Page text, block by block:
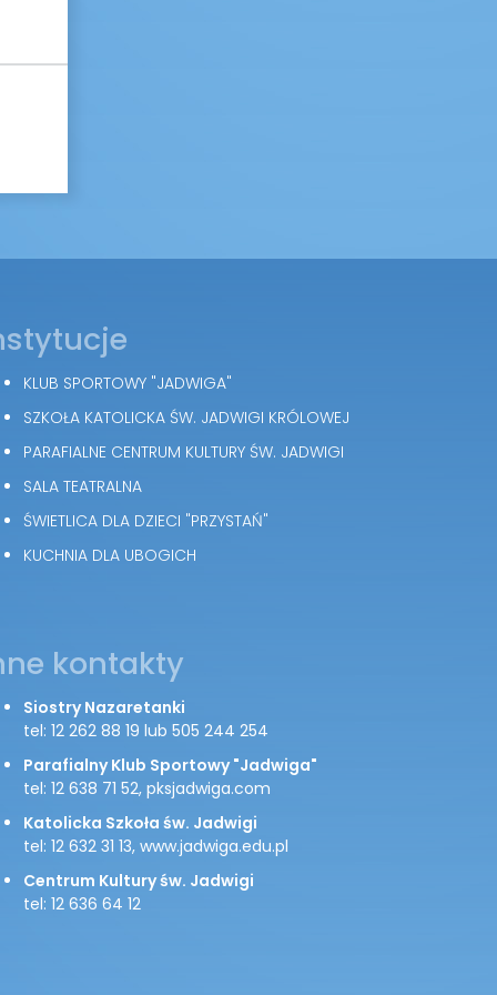
KLUB SPORTOWY "JADWIGA"
SZKOŁA KATOLICKA ŚW. JADWIGI KRÓLOWEJ
PARAFIALNE CENTRUM KULTURY ŚW. JADWIGI
SALA TEATRALNA
ŚWIETLICA DLA DZIECI "PRZYSTAŃ"
KUCHNIA DLA UBOGICH
kontakty
Siostry Nazaretanki
tel: 12 262 88 19 lub 505 244 254
Parafialny Klub Sportowy "Jadwiga"
tel: 12 638 71 52, pksjadwiga.com
Katolicka Szkoła św. Jadwigi
tel: 12 632 31 13, www.jadwiga.edu.pl
Centrum Kultury św. Jadwigi
tel: 12 636 64 12